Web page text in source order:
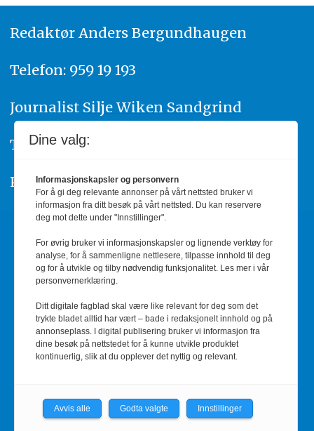
Redaktør Anders Bergundhaugen
Telefon: 959 19 193
Journalist Silje Wiken Sandgrind
Telefon: 755 53 856
Personvern/Cookies
Annonsere
Informasjon og priser
Kontakt oss
red@barnehage.no
Facebook
Dine valg:
Informasjonskapsler og personvern
For å gi deg relevante annonser på vårt nettsted bruker vi
informasjon fra ditt besøk på vårt nettsted. Du kan reservere
deg mot dette under "Innstillinger".
For øvrig bruker vi informasjonskapsler og lignende verktøy for
analyse, for å sammenligne nettlesere, tilpasse innhold til deg
og for å utvikle og tilby nødvendig funksjonalitet. Les mer i vår
personvernerklæring.
Ditt digitale fagblad skal være like relevant for deg som det
trykte bladet alltid har vært – bade i redaksjonelt innhold og på
annonseplass. I digital publisering bruker vi informasjon fra
dine besøk på nettstedet for å kunne utvikle produktet
kontinuerlig, slik at du opplever det nyttig og relevant.
Avvis alle Godta valgte Innstillinger